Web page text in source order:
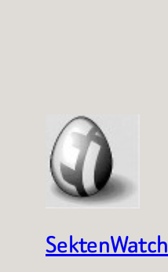
SektenWatch